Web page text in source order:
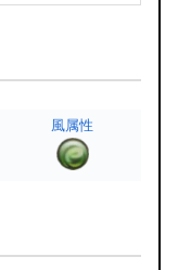
風属性